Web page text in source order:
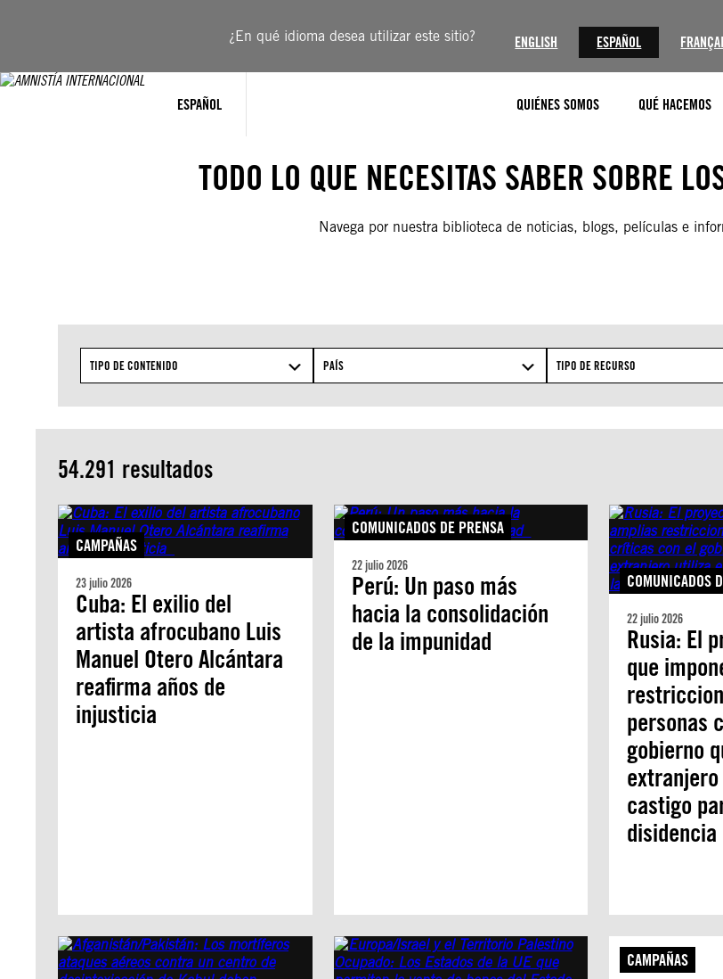
¿En qué idioma desea utilizar este sitio? ENGLISH ESPAÑOL
ESPAÑOL QUIÉNES SOMOS QUÉ HACEMOS
TODO LO QUE NECESITAS SABER SOBRE
Navega por nuestra biblioteca de noticias, blogs, películas e
TIPO DE CONTENIDO PAÍS TIPO DE RECURSO
54.291 resultados
CAMPAÑAS
23 julio 2026
Cuba: El exilio del
artista afrocubano Luis
Manuel Otero Alcántara
reafirma años de
injusticia
COMUNICADOS DE PRENSA
22 julio 2026
Perú: Un paso más
hacia la consolidación
de la impunidad
COMUNICADOS
22 julio 2026
Rusia: El
que
personas
gobierno
castigo
disidencia
CAMPAÑAS